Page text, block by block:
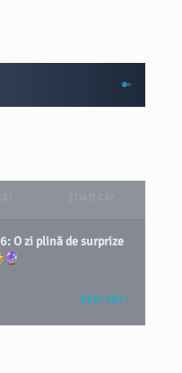
O zi plină de surprize
VEZI TOT